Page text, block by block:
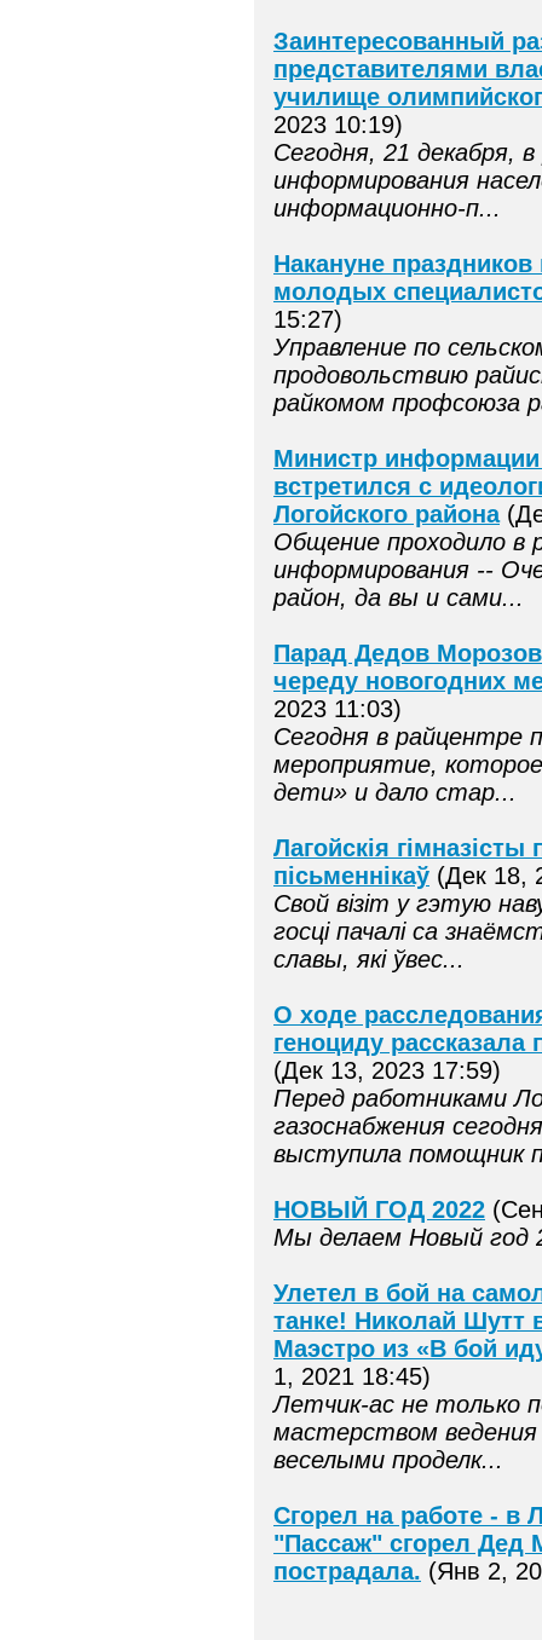
Заинтересованный
представителями
училище
2023 10:19)
Сегодня, 21 декабря,
информирования
информационно-п...
Накануне
молодых
15:27)
Управление по
продовольствию
райкомом профсоюза
Министр
встретился с
Логойского района
Общение проходило в
информирования --
район, да вы и сами...
Парад Дедов
череду новогодних
2023 11:03)
Сегодня в райцентре
мероприятие,
дети» и дало стар...
Лагойскія
пісьменнікаў (Дек 18,
Свой візіт у гэтую
госці пачалі са
славы, які ўвес...
О ходе
геноциду
(Дек 13, 2023 17:59)
Перед работниками
газоснабжения
выступила помощник
НОВЫЙ ГОД 2022
Мы делаем Новый год
Улетел в бой на
танке! Николай Шутт
Маэстро из «В бой
1, 2021 18:45)
Летчик-ас не только
мастерством ведения
веселыми проделк...
Сгорел на работе - в
"Пассаж" сгорел Дед
пострадала. (Янв 2,